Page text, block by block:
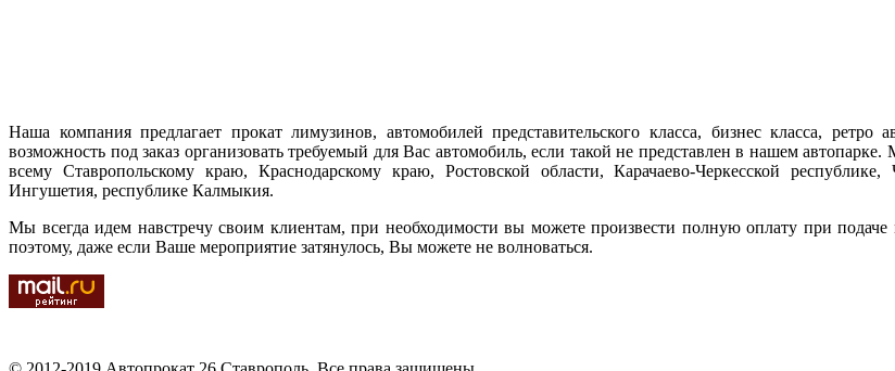
Наша компания предлагает прокат лимузинов, автомобилей представительского класса, бизнес класса,
возможность под заказ организовать требуемый для Вас автомобиль, если такой не представлен в нашем
всему Ставропольскому краю, Краснодарскому краю, Ростовской области, Карачаево-Черкесской
Ингушетия, республике Калмыкия.
Мы всегда идем навстречу своим клиентам, при необходимости вы можете произвести полную оплату при
поэтому, даже если Ваше мероприятие затянулось, Вы можете не волноваться.